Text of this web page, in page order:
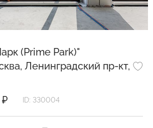
(Prime Park)"
Ленинградский пр-кт,
ID: 330004